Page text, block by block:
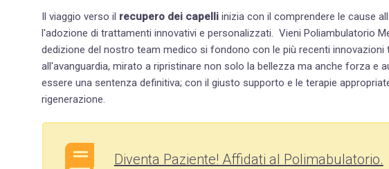
Il viaggio verso il recupero dei capelli inizia con il comprendere le cause
l'adozione di trattamenti innovativi e personalizzati. Vieni Poliambulatorio
dedizione del nostro team medico si fondono con le più recenti
all'avanguardia, mirato a ripristinare non solo la bellezza ma anche forza e
essere una sentenza definitiva; con il giusto supporto e le terapie
rigenerazione.
Diventa Paziente! Affidati al Polimabulatorio.